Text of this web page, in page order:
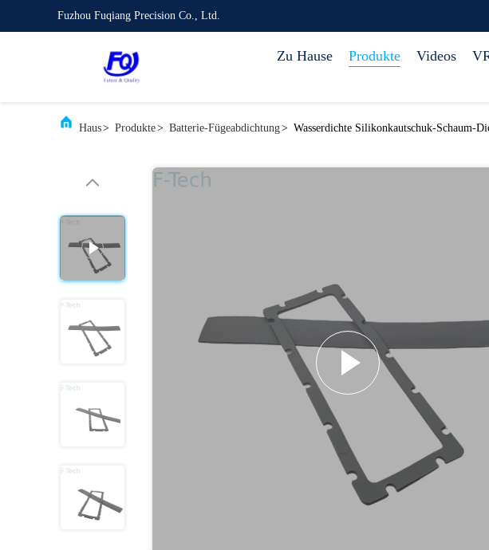
Fuzhou Fuqiang Precision Co., Ltd.
Zu Hause Produkte Videos
Haus> Produkte> Batterie-Fügeabdichtung> Wasserdichte Silikonkautschuk-Schaum-